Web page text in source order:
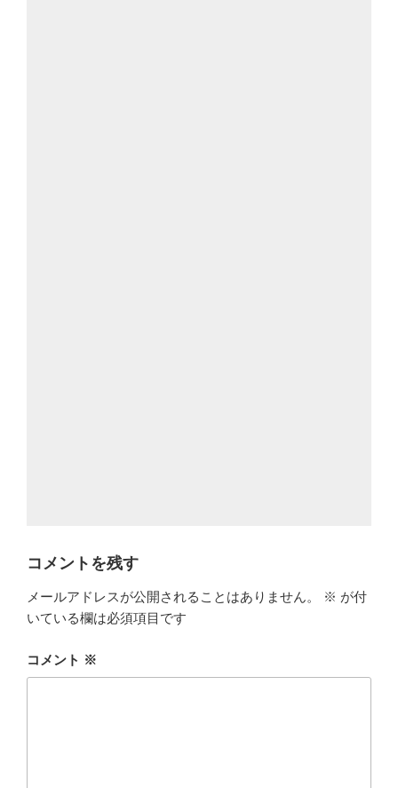
コメントを残す
メールアドレスが公開されることはありません。 ※ が付
いている欄は必須項目です
コメント ※